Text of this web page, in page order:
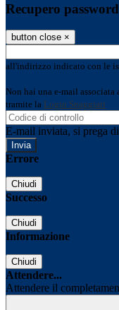
Recupero password
button close ×
all'indirizzo indicato con le
Non hai una e-mail associata
tramite la Login Spaggiari
E-mail inviata, si prega
Errore
Chiudi
Successo
Chiudi
Informazione
Chiudi
Attendere...
Attendere il